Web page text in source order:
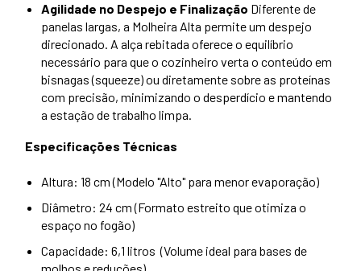
Agilidade no Despejo e Finalização Diferente de
panelas largas, a Molheira Alta permite um despejo
direcionado. A alça rebitada oferece o equilíbrio
necessário para que o cozinheiro verta o conteúdo em
bisnagas (squeeze) ou diretamente sobre as proteínas
com precisão, minimizando o desperdício e mantendo
a estação de trabalho limpa.
Especificações Técnicas
Altura: 18 cm (Modelo "Alto" para menor evaporação)
Diâmetro: 24 cm (Formato estreito que otimiza o
espaço no fogão)
Capacidade: 6,1 litros (Volume ideal para bases de